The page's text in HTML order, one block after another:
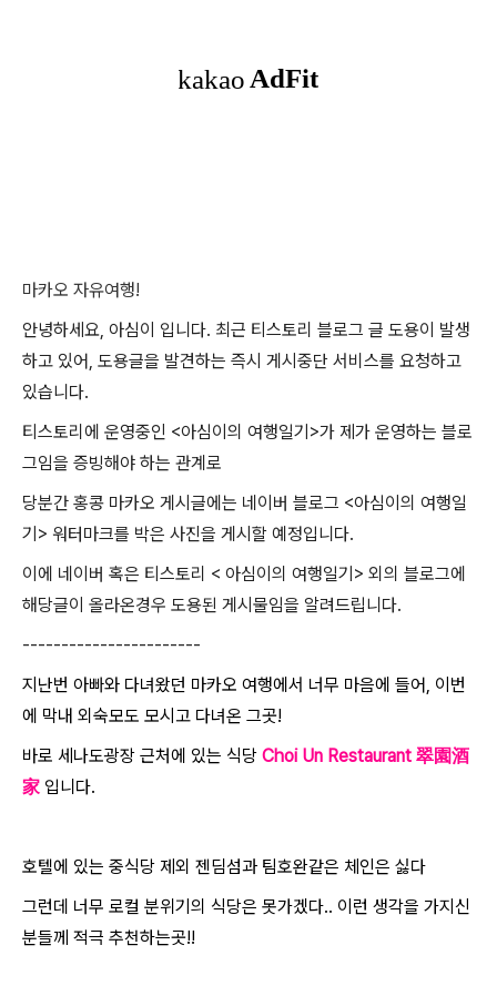
마카오 자유여행!
안녕하세요, 아심이 입니다. 최근 티스토리 블로그 글 도용이 발생
하고 있어, 도용글을 발견하는 즉시 게시중단 서비스를 요청하고
있습니다.
티스토리에 운영중인 <아심이의 여행일기>가 제가 운영하는 블로
그임을 증빙해야 하는 관계로
당분간 홍콩 마카오 게시글에는 네이버 블로그 <아심이의 여행일
기> 워터마크를 박은 사진을 게시할 예정입니다.
이에 네이버 혹은 티스토리 < 아심이의 여행일기> 외의 블로그에
해당글이 올라온경우 도용된 게시물임을 알려드립니다.
-----------------------
지난번 아빠와 다녀왔던 마카오 여행에서 너무 마음에 들어, 이번
에 막내 외숙모도 모시고 다녀온 그곳!
바로 세나도광장 근처에 있는 식당 Choi Un Restaurant 翠園酒
家 입니다.
호텔에 있는 중식당 제외 젠딤섬과 팀호완같은 체인은 싫다
그런데 너무 로컬 분위기의 식당은 못가겠다.. 이런 생각을 가지신
분들께 적극 추천하는곳!!